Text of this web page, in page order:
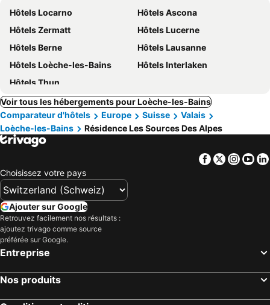
Hôtels Locarno
Hôtels Ascona
Hôtels Zermatt
Hôtels Lucerne
Hôtels Berne
Hôtels Lausanne
Hôtels Loèche-les-Bains
Hôtels Interlaken
Hôtels Thun
Voir tous les hébergements pour Loèche-les-Bains
Comparateur d'hôtels
Europe Suisse
Valais
Loèche-les-Bains
Résidence Les Sources Des Alpes
Facebook
Twitter
Choisissez votre pays
Ajouter sur Google
Retrouvez facilement nos résultats :
ajoutez trivago comme source
préférée sur Google.
Entreprise
Nos produits